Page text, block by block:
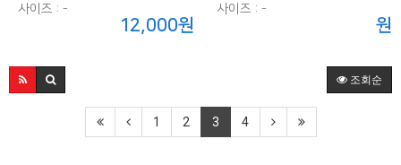
사이즈 : -
12,000원
사이즈 : -
원
조회순
1 2 3 4